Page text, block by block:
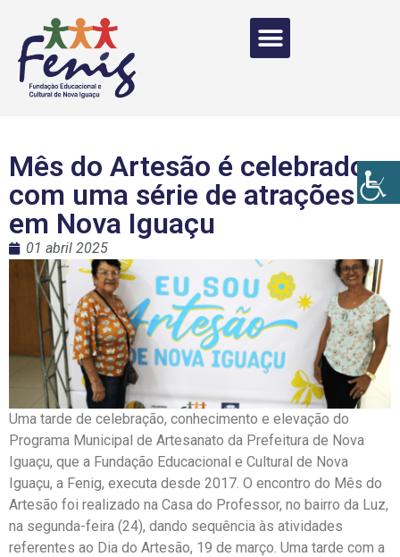
Mês do Artesão é celebrado
com uma série de atrações
em Nova Iguaçu
01 abril 2025
Uma tarde de celebração, conhecimento e elevação do
Programa Municipal de Artesanato da Prefeitura de Nova
Iguaçu, que a Fundação Educacional e Cultural de Nova
Iguaçu, a Fenig, executa desde 2017. O encontro do Mês do
Artesão foi realizado na Casa do Professor, no bairro da Luz,
na segunda-feira (24), dando sequência às atividades
referentes ao Dia do Artesão, 19 de março. Uma tarde com a